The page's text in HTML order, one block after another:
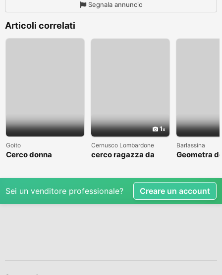
Segnala annuncio
Articoli correlati
Goito
Cerco donna
1
Cernusco Lombardone
cerco ragazza da
Barlassina
Geometra
Sei un venditore professionale? Creare un account